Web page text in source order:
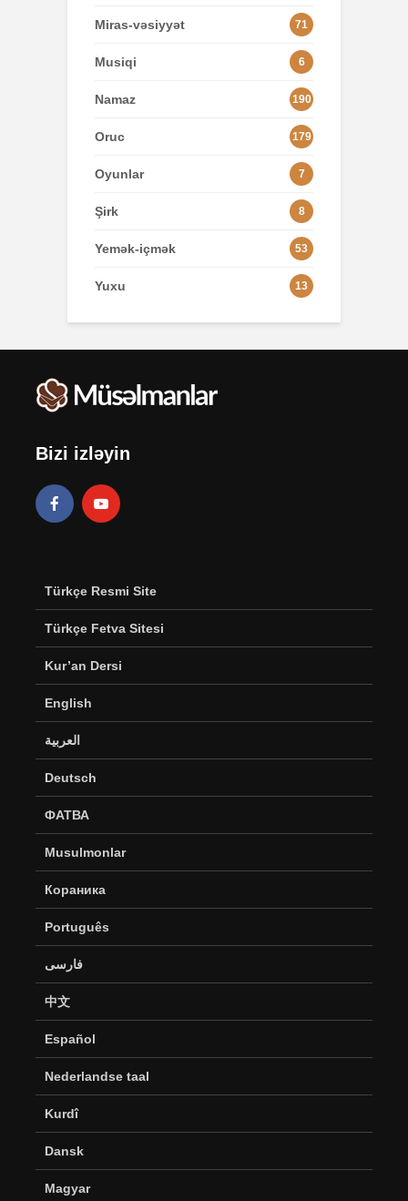
Miras-vəsiyyət 71
Musiqi 6
Namaz 190
Oruc 179
Oyunlar 7
Şirk 8
Yemək-içmək 53
Yuxu 13
Bizi izləyin
Türkçe Resmi Site
Türkçe Fetva Sitesi
Kur’an Dersi
English
العربية
Deutsch
ФАТВА
Musulmonlar
Кораника
Português
فارسی
中文
Español
Nederlandse taal
Kurdî
Dansk
Magyar